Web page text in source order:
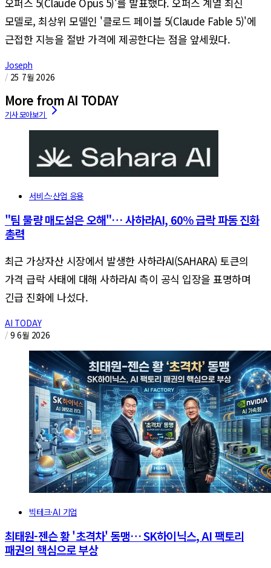
모델로, 최상위 모델인 '클로드 페이블 5(Claude Fable 5)'에
근접한 지능을 절반 가격에 제공한다는 점을 앞세웠다.
Joseph
/ 25 7월 2026
More from AI TODAY
서비스·산업 응용
"팀 물량 매도설은 오해"… 사하라AI, 60% 급락 파동 진화
총력
최근 가상자산 시장에서 발생한 사하라AI(SAHARA) 토큰의
가격 급락 사태에 대해 사하라AI 측이 공식 입장을 표명하며
긴급 진화에 나섰다.
AI TODAY
/ 9 6월 2026
빅테크·AI 기업
최태원-젠슨 황 '초격차' 동맹… SK하이닉스, AI 팩토리
패권의 핵심으로 부상